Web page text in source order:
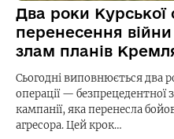
Два роки Курської
перенесення
злам планів
Сьогодні виповнюється два
операції —
кампанії, яка перенесла
агресора. Цей крок…